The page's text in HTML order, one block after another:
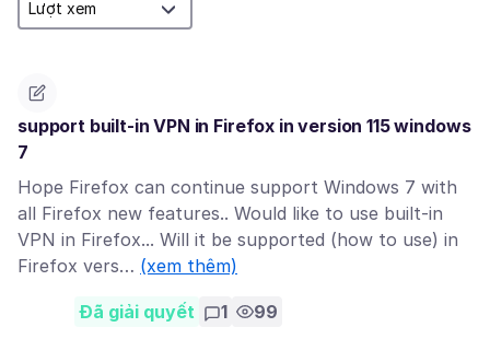
support built-in VPN in Firefox in version 115 windows
7
Hope Firefox can continue support Windows 7 with
all Firefox new features.. Would like to use built-in
VPN in Firefox... Will it be supported (how to use) in
Firefox vers… (xem thêm)
Đã giải quyết 1 99